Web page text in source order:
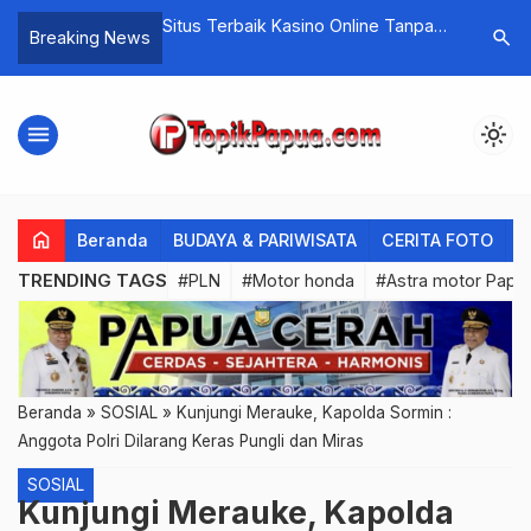
Breaking News
Situs Terbaik Kasino Online Tanpa
Kondusif
search
menu light_mode
home Beranda BUDAYA & PARIWISATA CERITA FOTO
TRENDING TAGS #PLN #Motor honda #Astra motor
Beranda » SOSIAL » Kunjungi Merauke, Kapolda Sormin :
Anggota Polri Dilarang Keras Pungli dan Miras
SOSIAL
Kunjungi Merauke, Kapolda